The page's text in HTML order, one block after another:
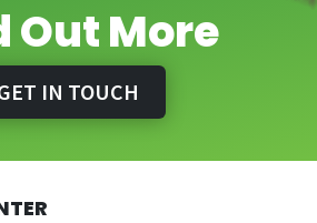
Out More
IN TOUCH